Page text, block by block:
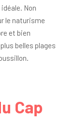
Non
le naturisme
et bien
belles plages
Cap